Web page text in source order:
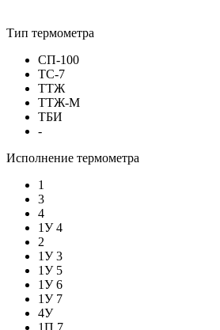
Тип термометра
СП-100
ТС-7
ТТЖ
ТТЖ-М
ТБИ
-
Исполнение термометра
1
3
4
1У 4
2
1У 3
1У 5
1У 6
1У 7
4У